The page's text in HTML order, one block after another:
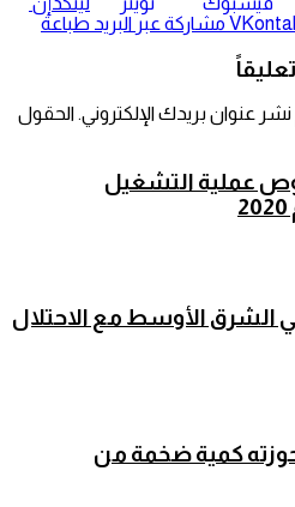
مشاركة عبر البريد طباعة
عملية التشغيل
في الشرق الأوسط مع الاحتلال
كمية ضخمة من
عنوان بريدك الإلكتروني. الحقول